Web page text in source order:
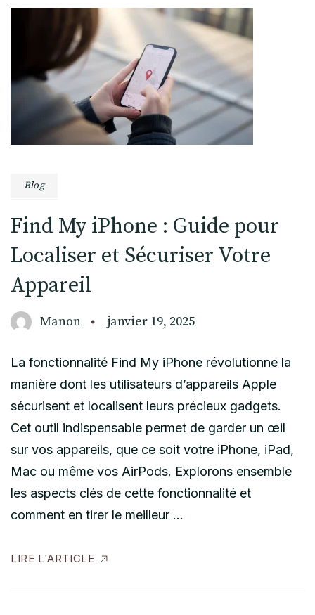
Blog
Find My iPhone : Guide pour
Localiser et Sécuriser Votre
Appareil
Manon janvier 19, 2025
La fonctionnalité Find My iPhone révolutionne la
manière dont les utilisateurs d’appareils Apple
sécurisent et localisent leurs précieux gadgets.
Cet outil indispensable permet de garder un œil
sur vos appareils, que ce soit votre iPhone, iPad,
Mac ou même vos AirPods. Explorons ensemble
les aspects clés de cette fonctionnalité et
comment en tirer le meilleur …
LIRE L'ARTICLE